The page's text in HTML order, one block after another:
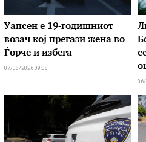
Уапсен е 19-годишниот
возач кој прегази жена во
Ѓорче и избега
07/08/2026 09:08